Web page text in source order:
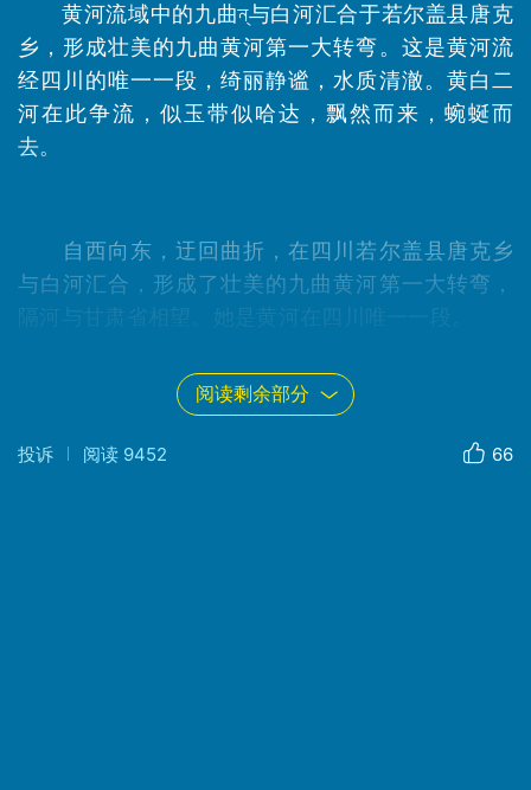
黄河流域中的九曲ন্与白河汇合于若尔盖县唐克
乡，形成壮美的九曲黄河第一大转弯。这是黄河流
经四川的唯一一段，绮丽静谧，水质清澈。黄白二
河在此争流，似玉带似哈达，飘然而来，蜿蜒而
去。
自西向东，迂回曲折，在四川若尔盖县唐克乡
与白河汇合，形成了壮美的九曲黄河第一大转弯，
隔河与甘肃省相望。她是黄河在四川唯一一段。
登高远眺，但见黄白二河争流，风姿绰约、款
款而来，蜿蜒而去，似哈达，似玉带，似长龙，似
阅读剩余部分
投诉 阅读 9452 66